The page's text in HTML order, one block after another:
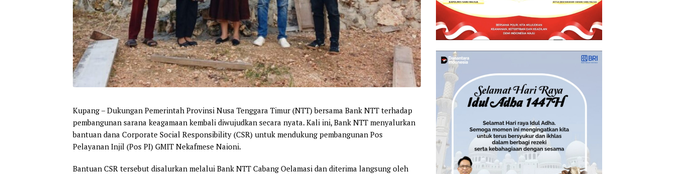
Kupang – Dukungan Pemerintah Provinsi Nusa Tenggara Timur (NTT) bersama Bank NTT terhadap
pembangunan sarana keagamaan kembali diwujudkan secara nyata. Kali ini, Bank NTT menyalurkan
bantuan dana Corporate Social Responsibility (CSR) untuk mendukung pembangunan Pos
Pelayanan Injil (Pos PI) GMIT Nekafmese Naioni.
Bantuan CSR tersebut disalurkan melalui Bank NTT Cabang Oelamasi dan diterima langsung oleh